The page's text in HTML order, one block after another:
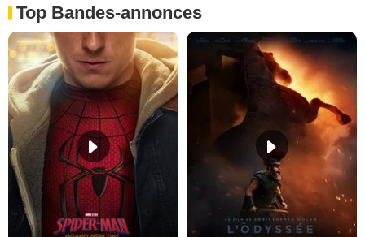
Top Bandes-annonces